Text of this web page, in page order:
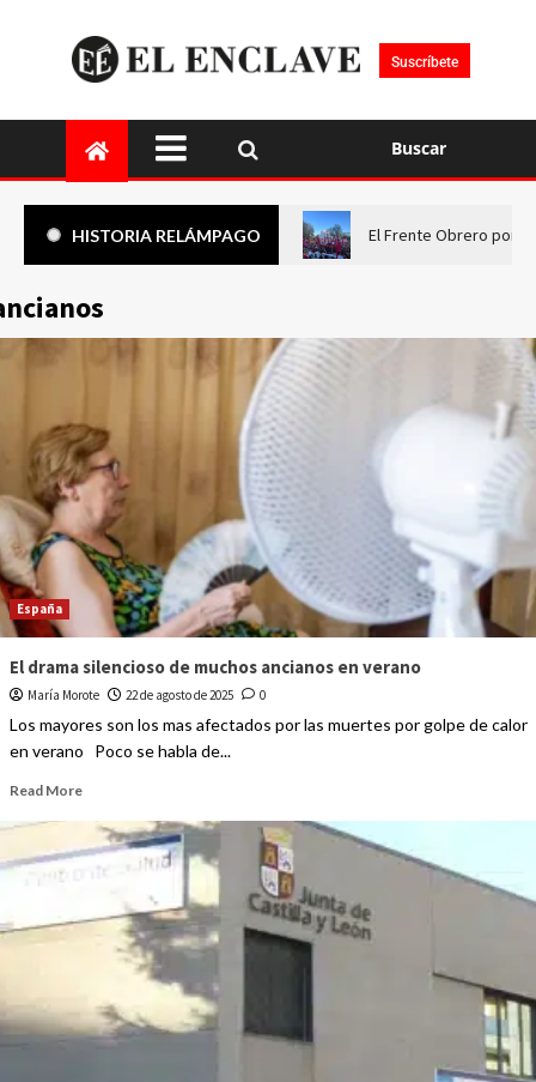
Suscríbete
Buscar
HISTORIA RELÁMPAGO El Frente Obrero pone
España
El drama silencioso de muchos ancianos en verano
María Morote 22 de agosto de 2025 0
Los mayores son los mas afectados por las muertes por golpe de calor
en verano Poco se habla de...
Read More